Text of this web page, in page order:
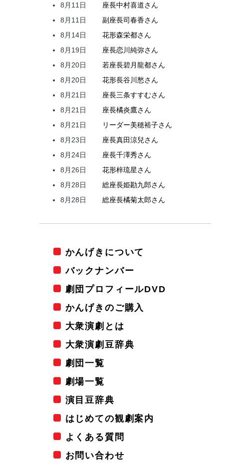
8月11日
座長中村喜道さん
8月11日
副座長司春香さん
8月14日
花形森栄都さん
8月19日
座長恋川 純弥さん
8月20日
若座長碧月龍都さん
8月20日
花形長谷川 愁さん
8月21日
座長三条すすむさん
8月21日
座長橘炎鷹さん
8月21日
リーダー美穂裕子さん
8月23日
座長真田涼兒さん
8月24日
座長千澤秀さん
8月26日
花形梓琉星さん
8月28日
総座長姫勘九郎さん
8月28日
総座長橘菊太郎さん
かんげきについて
バックナンバー
劇団プロフィールDVD
かんげきのご購入
大衆演劇とは
大衆演劇豆辞典
劇団一覧
劇場一覧
演目豆辞典
はじめての観劇案内
よくある質問
お問い合わせ